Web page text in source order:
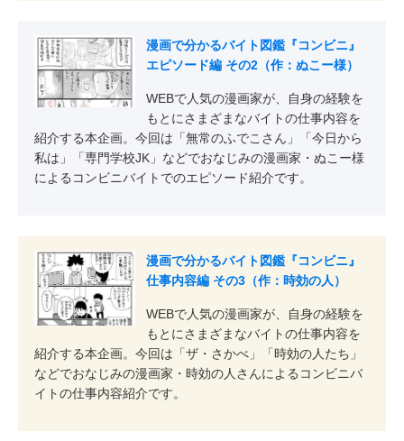
漫画で分かるバイト図鑑『コンビニ』
エピソード編 その2（作：ぬこー様）
WEBで人気の漫画家が、自身の経験を
もとにさまざまなバイトの仕事内容を
紹介する本企画。今回は「無常のふでこさん」「今日から
私は」「専門学校JK」などでおなじみの漫画家・ぬこー様
によるコンビニバイトでのエピソード紹介です。
漫画で分かるバイト図鑑『コンビニ』
仕事内容編 その3（作：時効の人）
WEBで人気の漫画家が、自身の経験を
もとにさまざまなバイトの仕事内容を
紹介する本企画。今回は「ザ・さかべ」「時効の人たち」
などでおなじみの漫画家・時効の人さんによるコンビニバ
イトの仕事内容紹介です。